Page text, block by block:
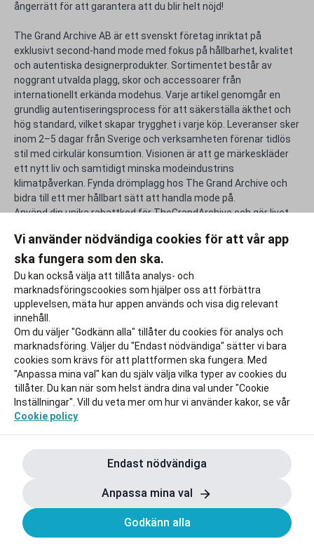
ångerrätt för att garantera att du blir helt nöjd!
The Grand Archive AB är ett svenskt företag inriktat på
exklusivt second-hand mode med fokus på hållbarhet, kvalitet
och autentiska designerprodukter. Sortimentet består av
noggrant utvalda plagg, skor och accessoarer från
internationellt erkända modehus. Varje artikel genomgår en
grundlig autentiseringsprocess för att säkerställa äkthet och
hög standard, vilket skapar trygghet i varje köp. Leveranser sker
inom 2–5 dagar från Sverige och verksamheten förenar tidlös
stil med cirkulär konsumtion. Visionen är att ge märkeskläder
ett nytt liv och samtidigt minska modeindustrins
klimatpåverkan. Fynda drömplagg hos The Grand Archive och
bidra till ett mer hållbart sätt att handla mode på.
Använd din unika rabattkod för TheGrandArchive och gör livet
Rapportera ett problem
Vi använder nödvändiga cookies för att vår app
ska fungera som den ska.
Du kan också välja att tillåta analys- och
marknadsföringscookies som hjälper oss att förbättra
upplevelsen, mäta hur appen används och visa dig relevant
innehåll.
Om du väljer "Godkänn alla" tillåter du cookies för analys och
marknadsföring. Väljer du "Endast nödvändiga" sätter vi bara
cookies som krävs för att plattformen ska fungera. Med
"Anpassa mina val" kan du själv välja vilka typer av cookies du
tillåter. Du kan när som helst ändra dina val under "Cookie
Inställningar". Vill du veta mer om hur vi använder kakor, se vår
Cookie policy
Endast nödvändiga
Anpassa mina val
Godkänn alla